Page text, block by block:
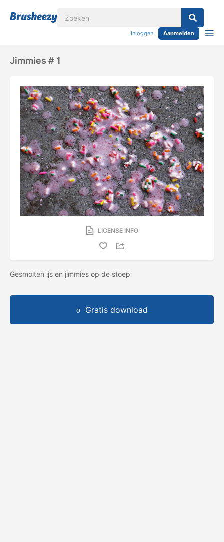
Inloggen Aanmelden
Jimmies # 1
LICENSE INFO
Gesmolten ijs en jimmies op de stoep
Gratis download